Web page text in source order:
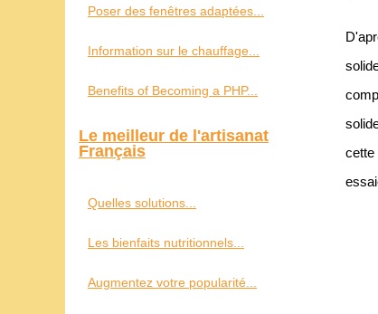
Poser des fenêtres adaptées...
Information sur le chauffage...
Benefits of Becoming a PHP...
Le meilleur de l'artisanat
Français
Quelles solutions...
Les bienfaits nutritionnels...
Augmentez votre popularité...